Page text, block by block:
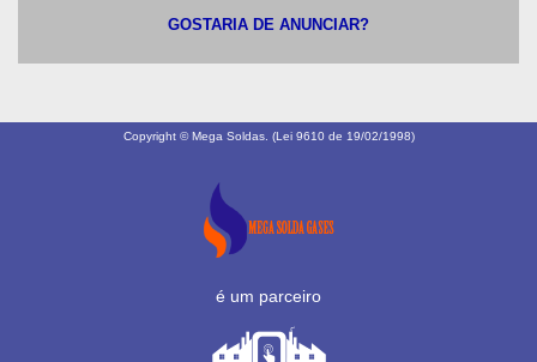
GOSTARIA DE ANUNCIAR?
Copyright © Mega Soldas. (Lei 9610 de 19/02/1998)
é um parceiro